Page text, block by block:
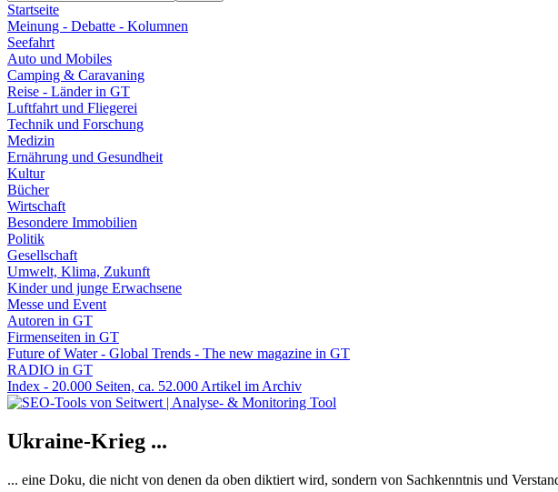
Startseite
Meinung - Debatte - Kolumnen
Seefahrt
Auto und Mobiles
Camping & Caravaning
Reise - Länder in GT
Luftfahrt und Fliegerei
Technik und Forschung
Medizin
Ernährung und Gesundheit
Kultur
Bücher
Wirtschaft
Besondere Immobilien
Politik
Gesellschaft
Umwelt, Klima, Zukunft
Kinder und junge Erwachsene
Messe und Event
Autoren in GT
Firmenseiten in GT
Future of Water - Global Trends - The new magazine in GT
RADIO in GT
Index - 20.000 Seiten, ca. 52.000 Artikel im Archiv
Ukraine-Krieg ...
... eine Doku, die nicht von denen da oben diktiert wird, sondern von Sachkenntnis und